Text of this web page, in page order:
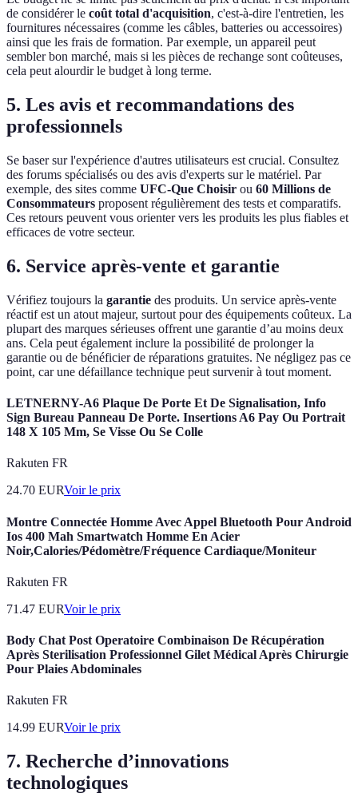
de considérer le coût total d'acquisition, c'est-à-dire l'entretien, les
fournitures nécessaires (comme les câbles, batteries ou accessoires)
ainsi que les frais de formation. Par exemple, un appareil peut
sembler bon marché, mais si les pièces de rechange sont coûteuses,
cela peut alourdir le budget à long terme.
5. Les avis et recommandations des
professionnels
Se baser sur l'expérience d'autres utilisateurs est crucial. Consultez
des forums spécialisés ou des avis d'experts sur le matériel. Par
exemple, des sites comme UFC-Que Choisir ou 60 Millions de
Consommateurs proposent régulièrement des tests et comparatifs.
Ces retours peuvent vous orienter vers les produits les plus fiables et
efficaces de votre secteur.
6. Service après-vente et garantie
Vérifiez toujours la garantie des produits. Un service après-vente
réactif est un atout majeur, surtout pour des équipements coûteux. La
plupart des marques sérieuses offrent une garantie d’au moins deux
ans. Cela peut également inclure la possibilité de prolonger la
garantie ou de bénéficier de réparations gratuites. Ne négligez pas ce
point, car une défaillance technique peut survenir à tout moment.
LETNERNY-A6 Plaque De Porte Et De Signalisation, Info
Sign Bureau Panneau De Porte. Insertions A6 Pay Ou Portrait
148 X 105 Mm, Se Visse Ou Se Colle
Rakuten FR
24.70 EURVoir le prix
Montre Connectée Homme Avec Appel Bluetooth Pour Android
Ios 400 Mah Smartwatch Homme En Acier
Noir,Calories/Pédomètre/Fréquence Cardiaque/Moniteur
Rakuten FR
71.47 EURVoir le prix
Body Chat Post Operatoire Combinaison De Récupération
Après Sterilisation Professionnel Gilet Médical Après Chirurgie
Pour Plaies Abdominales
Rakuten FR
14.99 EURVoir le prix
7. Recherche d’innovations
technologiques